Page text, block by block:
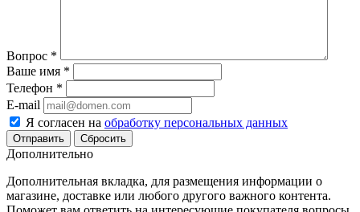
Вопрос *
Ваше имя *
Телефон *
E-mail
Я согласен на обработку персональных данных
Сбросить
Дополнительно
Дополнительная вкладка, для размещения информации о
магазине, доставке или любого другого важного контента.